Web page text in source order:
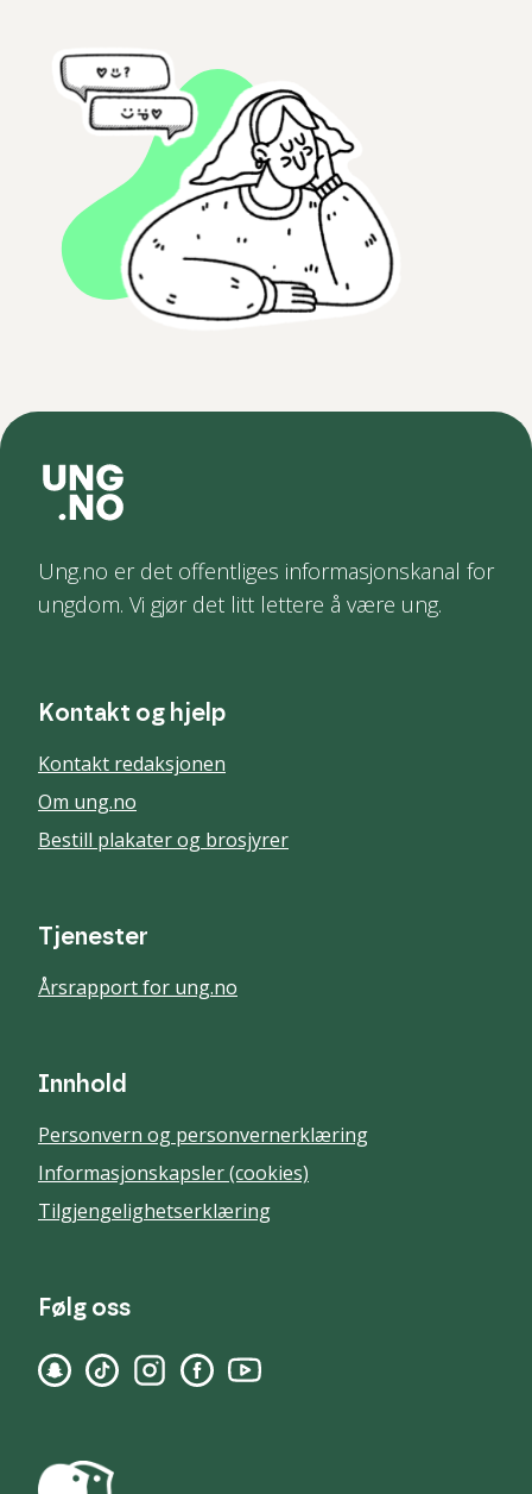
Ung.no er det offentliges informasjonskanal for
ungdom. Vi gjør det litt lettere å være ung.
Kontakt og hjelp
Kontakt redaksjonen
Om ung.no
Bestill plakater og brosjyrer
Tjenester
Årsrapport for ung.no
Innhold
Personvern og personvernerklæring
Informasjonskapsler (cookies)
Tilgjengelighetserklæring
Følg oss